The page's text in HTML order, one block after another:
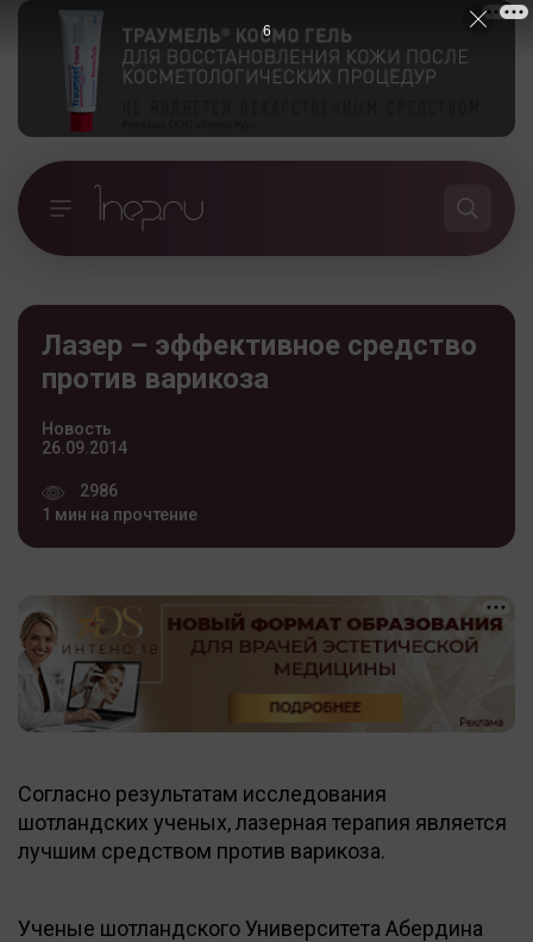
Лазер – эффективное средство
против варикоза
Новость
26.09.2014
2986
1 мин на прочтение
Согласно результатам исследования
шотландских ученых, лазерная терапия является
лучшим средством против варикоза.
Ученые шотландского Университета Абердина
5